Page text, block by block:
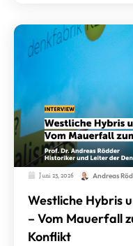
Juni 23, 2026 Andreas
Westliche Hybris
– Vom Mauerfall
Konflikt